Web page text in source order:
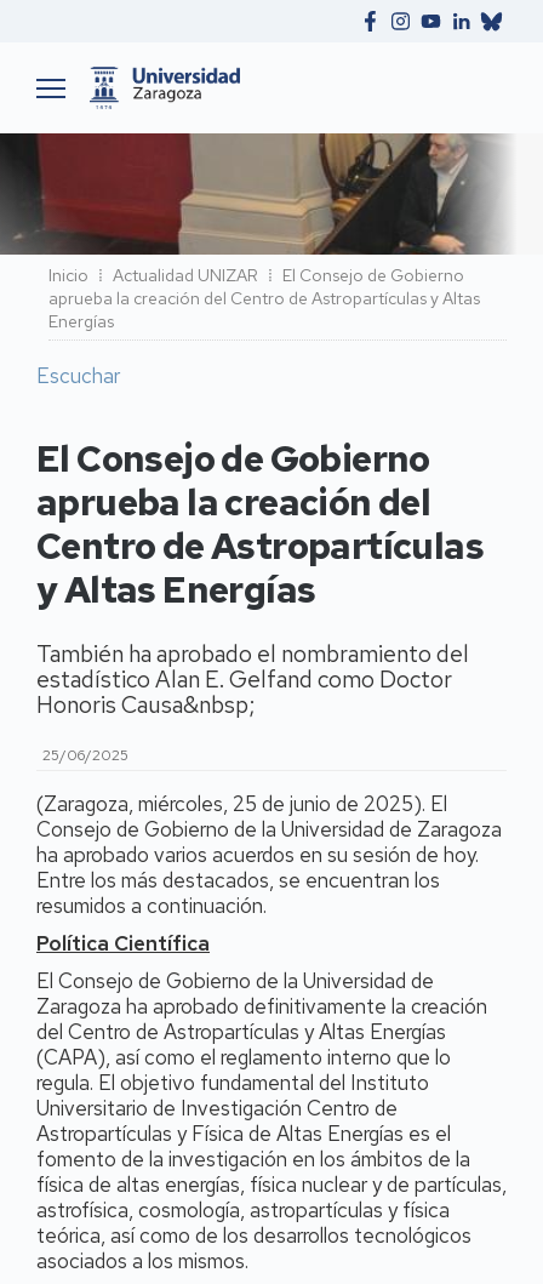
Ruta
de
navegación
Inicio Actualidad UNIZAR
El Consejo de Gobierno
aprueba la creación del Centro de Astropartículas y Altas
Energías
Escuchar
El Consejo de Gobierno
aprueba la creación del
Centro de Astropartículas
y Altas Energías
También ha aprobado el nombramiento del
estadístico Alan E. Gelfand como Doctor
Honoris Causa&nbsp;
25/06/2025
(Zaragoza, miércoles, 25 de junio de 2025). El
Consejo de Gobierno de la Universidad de Zaragoza
ha aprobado varios acuerdos en su sesión de hoy.
Entre los más destacados, se encuentran los
resumidos a continuación.
Política Científica
El Consejo de Gobierno de la Universidad de
Zaragoza ha aprobado definitivamente la creación
del Centro de Astropartículas y Altas Energías
(CAPA), así como el reglamento interno que lo
regula. El objetivo fundamental del Instituto
Universitario de Investigación Centro de
Astropartículas y Física de Altas Energías es el
fomento de la investigación en los ámbitos de la
física de altas energías, física nuclear y de partículas,
astrofísica, cosmología, astropartículas y física
teórica, así como de los desarrollos tecnológicos
asociados a los mismos.